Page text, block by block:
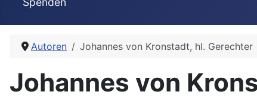
Autoren Johannes von Kronstadt, hl. Gerechter
Johannes von